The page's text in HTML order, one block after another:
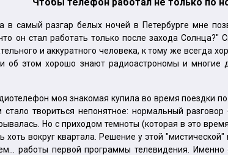
в самый разгар белых ночей в Петербурге мне
он стал работать только после захода Солнца?"
и аккуратного человека, к тому же всегда
об этом хорошо знают радиоастрономы и
моя знакомая купила во время поездки
твориться непонятное: нормальный
Но с приходом темноты (которая в это
вокруг квартала. Решение у этой
работы первой программы телевидения.